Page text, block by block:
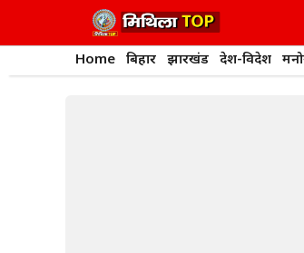
Home बिहार झारखंड देश-विदेश